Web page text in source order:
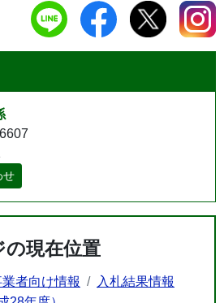
せ
の現在位置
者向け情報
入札結果情報